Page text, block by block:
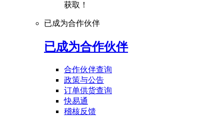
获取！
已成为合作伙伴
已成为合作伙伴
合作伙伴查询
政策与公告
订单供货查询
快易通
稽核反馈